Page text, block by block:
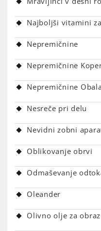
Najboljši vitamini
Nepremičnine
Nepremičnine
Nepremičnine Obala
Nesreče pri delu
Nevidni zobni
Oblikovanje obrvi
Odmaševanje
Oleander
Olivno olje za obraz